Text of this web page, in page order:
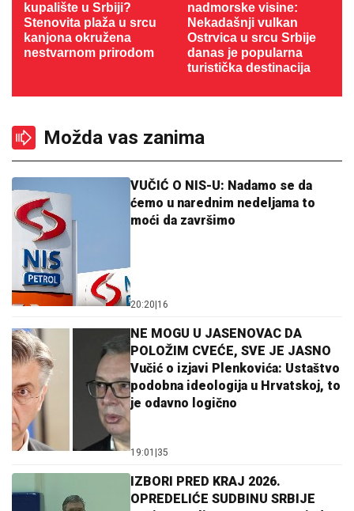
kupalište u Srbiji?
Stenovita plaža u srcu
kanjona okružena
nestvarnom prirodom
nadmorske visine:
Nekadašnji vulkan
Ostrvica u srcu Srbije
danas je popularna
turistička destinacija
Možda vas zanima
VUČIĆ O NIS-U: Nadamo se da
ćemo u narednim nedeljama to
moći da završimo
20:20 16
NE MOGU U JASENOVAC DA
POLOŽIM CVEĆE, SVE JE JASNO
Vučić o izjavi Plenkovića: Ustaštvo
podobna ideologija u Hrvatskoj, to
je odavno logično
19:01 35
IZBORI PRED KRAJ 2026.
OPREDELIĆE SUDBINU SRBIJE